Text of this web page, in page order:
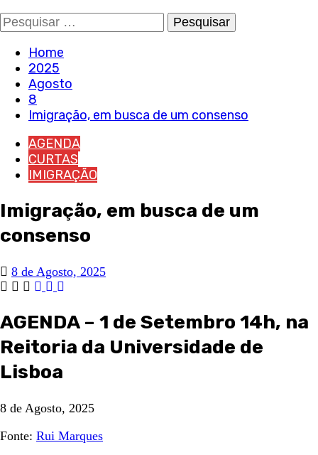
Pesquisar
por:
Home
2025
Agosto
8
Imigração, em busca de um consenso
AGENDA
CURTAS
IMIGRAÇÃO
Imigração, em busca de um
consenso
8 de Agosto, 2025
AGENDA – 1 de Setembro 14h, na
Reitoria da Universidade de
Lisboa
8 de Agosto, 2025
Fonte: Rui Marques